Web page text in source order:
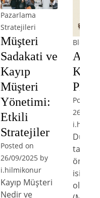
Pazarlama
Stratejileri
Müşteri
Sadakati ve
Kayıp
Müşteri
Yönetimi:
Etkili
Stratejiler
Posted on
26/09/2025 by
i.hilmikonur
Kayıp Müşteri
Nedir ve
Blog
PDF
Posted
26/09/
önemli
olan